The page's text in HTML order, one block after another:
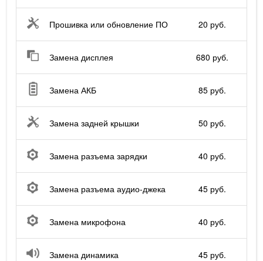
Прошивка или обновление ПО 20 руб.
Замена дисплея 680 руб.
Замена АКБ 85 руб.
Замена задней крышки 50 руб.
Замена разъема зарядки 40 руб.
Замена разъема аудио-джека 45 руб.
Замена микрофона 40 руб.
Замена динамика 45 руб.